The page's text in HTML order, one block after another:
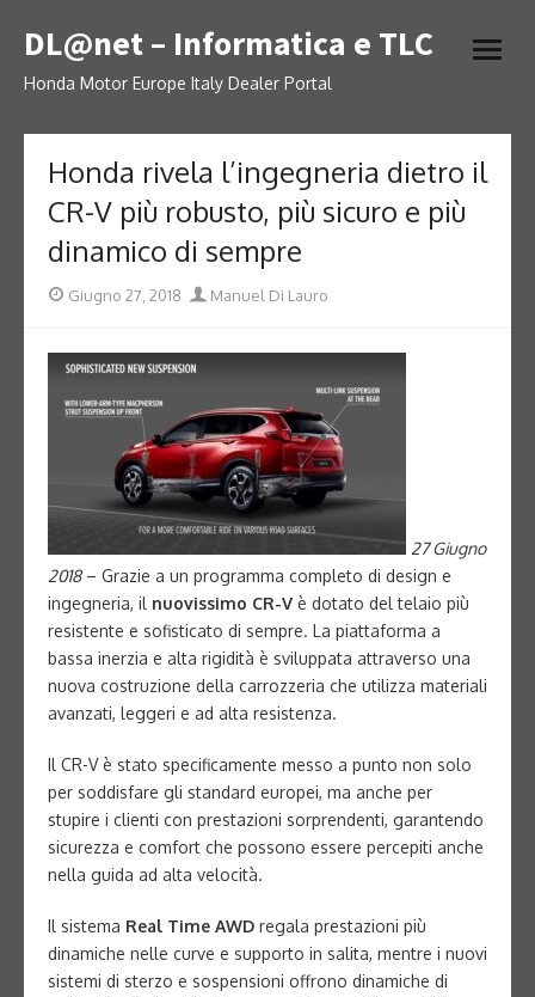
to
content
DL@net – Informatica e TLC
Honda Motor Europe Italy Dealer Portal
open
Honda rivela l’ingegneria dietro il
CR-V più robusto, più sicuro e più
dinamico di sempre
Posted
Giugno 27, 2018 Author
Manuel Di Lauro
27 Giugno
2018– Grazie a un programma completo di design e
ingegneria, il nuovissimo CR-V è dotato del telaio più
resistente e sofisticato di sempre. La piattaforma a
bassa inerzia e alta rigidità è sviluppata attraverso una
nuova costruzione della carrozzeria che utilizza materiali
avanzati, leggeri e ad alta resistenza.
Il CR-V è stato specificamente messo a punto non solo
per soddisfare gli standard europei, ma anche per
stupire i clienti con prestazioni sorprendenti, garantendo
sicurezza e comfort che possono essere percepiti anche
nella guida ad alta velocità.
Il sistema Real Time AWD regala prestazioni più
dinamiche nelle curve e supporto in salita, mentre i nuovi
sistemi di sterzo e sospensioni offrono dinamiche di